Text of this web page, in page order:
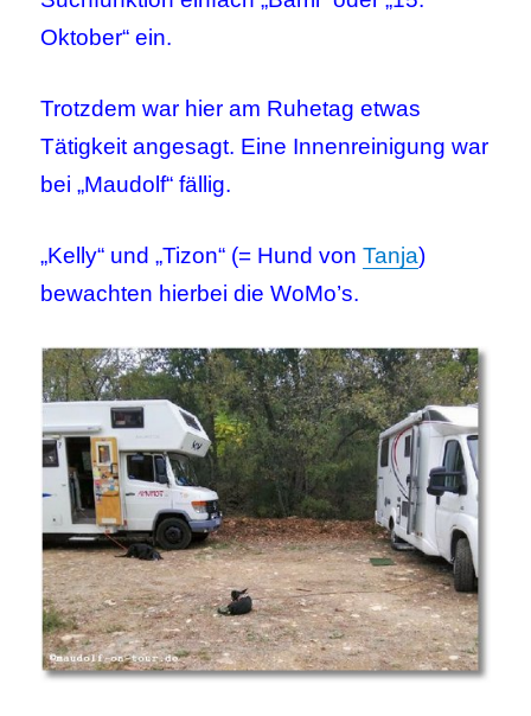
Oktober“ ein.
Trotzdem war hier am Ruhetag etwas
Tätigkeit angesagt. Eine Innenreinigung war
bei „Maudolf“ fällig.
„Kelly“ und „Tizon“ (= Hund vonTanja)
bewachten hierbei die WoMo’s.